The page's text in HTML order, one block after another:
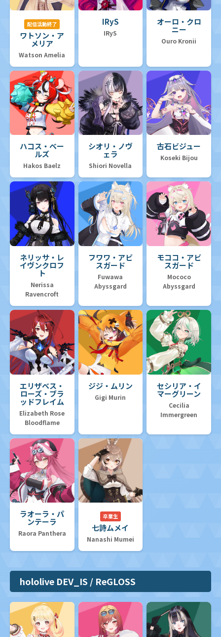
配信活動終了
ワトソン・ア
メリア
Watson Amelia
IRyS
IRyS
オーロ・クロ
ニー
Ouro Kronii
ハコス・ベー
ルズ
Hakos Baelz
シオリ・ノヴ
ェラ
Shiori Novella
古石ビジュー
Koseki Bijou
ネリッサ・レ
イヴンクロフ
ト
Nerissa
Ravencroft
フワワ・アビ
スガード
Fuwawa
Abyssgard
モココ・アビ
スガード
Mococo
Abyssgard
エリザベス・
ローズ・ブラ
ッドフレイム
Elizabeth Rose
Bloodflame
ジジ・ムリン
Gigi Murin
セシリア・イ
マーグリーン
Cecilia
Immergreen
ラオーラ・パ
ンテーラ
Raora Panthera
卒業生
七詩ムメイ
Nanashi Mumei
hololive DEV_IS / ReGLOSS